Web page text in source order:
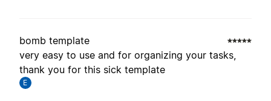
bomb template
very easy to use and for organizing your tasks,
thank you for this sick template
E